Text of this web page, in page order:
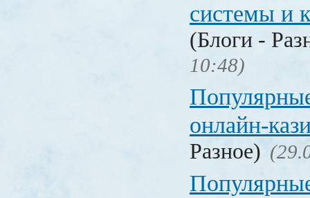
системы и
(Блоги -
10:48)
онлайн-
Разное)